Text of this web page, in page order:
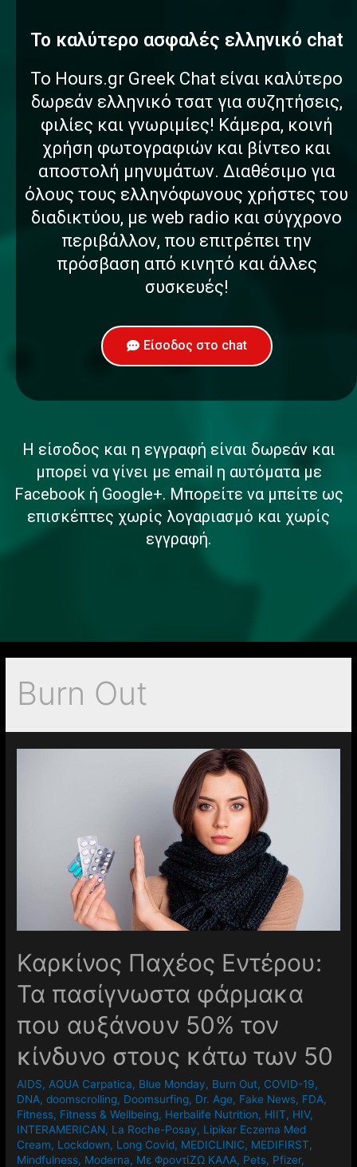
To καλύτερο ασφαλές ελληνικό chat
Το Hours.gr Greek Chat είναι καλύτερο
δωρεάν ελληνικό τσατ για συζητήσεις,
φιλίες και γνωριμίες! Κάμερα, κοινή
χρήση φωτογραφιών και βίντεο και
αποστολή μηνυμάτων. Διαθέσιμο για
όλους τους ελληνόφωνους χρήστες του
διαδικτύου, με web radio και σύγχρονο
περιβάλλον, που επιτρέπει την
πρόσβαση από κινητό και άλλες
συσκευές!
Είσοδος στο chat
Η είσοδος και η εγγραφή είναι δωρεάν και
μπορεί να γίνει με email η αυτόματα με
Facebook ή Google+. Μπορείτε να μπείτε ως
επισκέπτες χωρίς λογαριασμό και χωρίς
εγγραφή.
Burn Out
Καρκίνος Παχέος Εντέρου:
Τα πασίγνωστα φάρμακα
που αυξάνουν 50% τον
κίνδυνο στους κάτω των 50
AIDS, AQUA Carpatica, Blue Monday, Burn Out, COVID-19,
DNA,doomscrolling, Doomsurfing, Dr. Age, Fake News, FDA,
Fitness, Fitness & Wellbeing, Herbalife Nutrition, HIIT, HIV,
INTERAMERICAN, La Roche-Posay, Lipikar Eczema Med
Cream, Lockdown, Long Covid, MEDICLINIC, MEDIFIRST,
Mindfulness, Moderna, Mε ΦροντίΖΩ ΚΑΛΑ, Pets, Pfizer,